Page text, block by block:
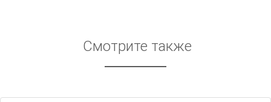
Смотрите также